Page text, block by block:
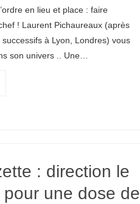
en lieu et place : faire
! Laurent Pichaureaux (après
à Lyon, Londres) vous
son univers .. Une…
: direction le
pour une dose de